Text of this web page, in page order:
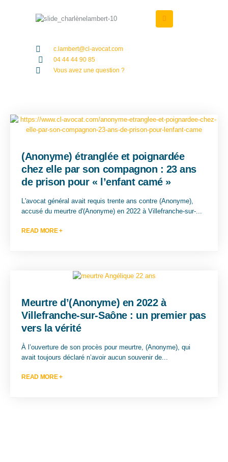
c.lambert@cl-avocat.com
04 44 44 90 85
Vous avez une question ?
(Anonyme) étranglée et poignardée
chez elle par son compagnon : 23 ans
de prison pour « l’enfant camé »
L'avocat général avait requis trente ans contre (Anonyme),
accusé du meurtre d'(Anonyme) en 2022 à Villefranche-sur-...
READ MORE +
Meurtre d’(Anonyme) en 2022 à
Villefranche-sur-Saône : un premier pas
vers la vérité
À l’ouverture de son procès pour meurtre, (Anonyme), qui
avait toujours déclaré n’avoir aucun souvenir de...
READ MORE +